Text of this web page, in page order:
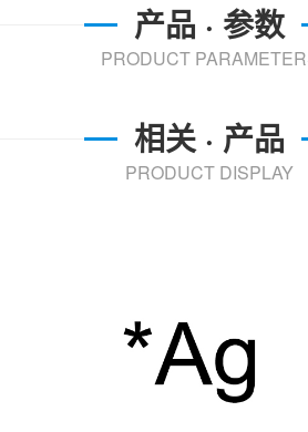
产品 · 参数
PRODUCT
相关 · 产品
PRODUCT DISPLAY